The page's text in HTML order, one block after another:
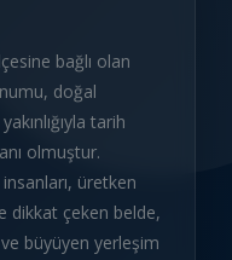
bağlı olan
doğal
tarih
olmuştur.
üretken
dikkat çeken belde,
büyüyen yerleşim